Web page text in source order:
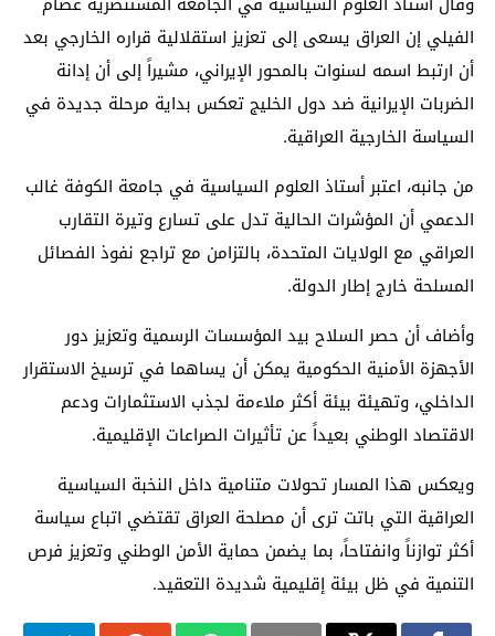
الفيلي إن العراق يسعى إلى تعزيز استقلالية قراره الخارجي بعد
أن ارتبط اسمه لسنوات بالمحور الإيراني، مشيراً إلى أن إدانة
الضربات الإيرانية ضد دول الخليج تعكس بداية مرحلة جديدة في
السياسة الخارجية العراقية.
من جانبه، اعتبر أستاذ العلوم السياسية في جامعة الكوفة غالب
الدعمي أن المؤشرات الحالية تدل على تسارع وتيرة التقارب
العراقي مع الولايات المتحدة، بالتزامن مع تراجع نفوذ الفصائل
المسلحة خارج إطار الدولة.
وأضاف أن حصر السلاح بيد المؤسسات الرسمية وتعزيز دور
الأجهزة الأمنية الحكومية يمكن أن يساهما في ترسيخ الاستقرار
الداخلي، وتهيئة بيئة أكثر ملاءمة لجذب الاستثمارات ودعم
الاقتصاد الوطني بعيداً عن تأثيرات الصراعات الإقليمية.
ويعكس هذا المسار تحولات متنامية داخل النخبة السياسية
العراقية التي باتت ترى أن مصلحة العراق تقتضي اتباع سياسة
أكثر توازناً وانفتاحاً، بما يضمن حماية الأمن الوطني وتعزيز فرص
التنمية في ظل بيئة إقليمية شديدة التعقيد.